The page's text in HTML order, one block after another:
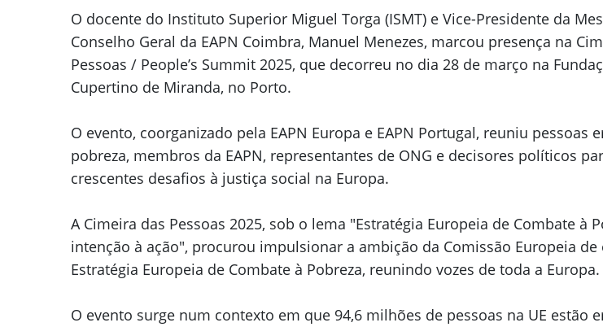
O docente do Instituto Superior Miguel Torga (ISMT) e Vice-Presidente da
Conselho Geral da EAPN Coimbra, Manuel Menezes, marcou presença na
Pessoas / People’s Summit 2025, que decorreu no dia 28 de março na
Cupertino de Miranda, no Porto.
O evento, coorganizado pela EAPN Europa e EAPN Portugal, reuniu pessoas
pobreza, membros da EAPN, representantes de ONG e decisores políticos
crescentes desafios à justiça social na Europa.
A Cimeira das Pessoas 2025, sob o lema "Estratégia Europeia de Combate à
intenção à ação", procurou impulsionar a ambição da Comissão Europeia de
Estratégia Europeia de Combate à Pobreza, reunindo vozes de toda a Europa.
O evento surge num contexto em que 94,6 milhões de pessoas na UE estão